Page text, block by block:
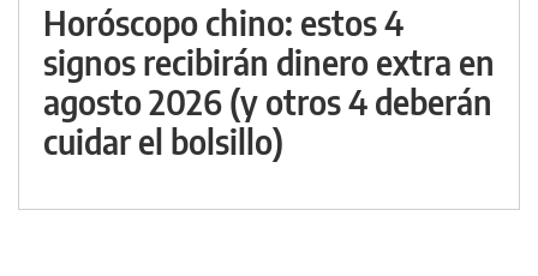
Horóscopo chino: estos 4
signos recibirán dinero extra en
agosto 2026 (y otros 4 deberán
cuidar el bolsillo)